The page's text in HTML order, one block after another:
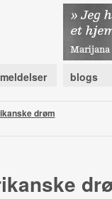
blogs
drøm